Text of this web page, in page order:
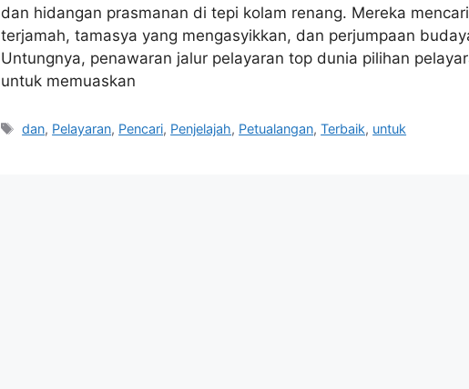
dan hidangan prasmanan di tepi kolam renang. Mereka
terjamah, tamasya yang mengasyikkan, dan perjumpaan
Untungnya, penawaran jalur pelayaran top dunia pilihan
untuk memuaskan
Tags
dan, Pelayaran, Pencari, Penjelajah, Petualangan,Terbaik, untuk